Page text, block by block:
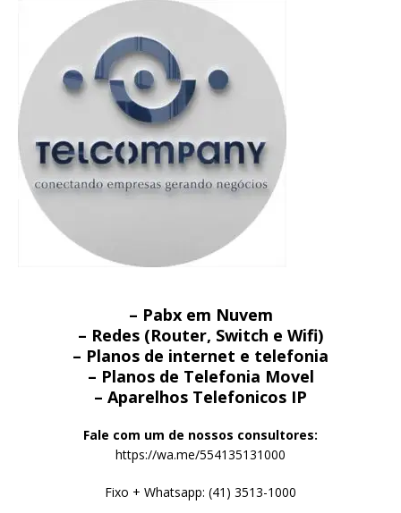
– Pabx em Nuvem
– Redes (Router, Switch e Wifi)
– Planos de internet e telefonia
– Planos de Telefonia Movel
– Aparelhos Telefonicos IP
Fale com um de nossos consultores:
https://wa.me/554135131000
Fixo + Whatsapp: (41) 3513-1000